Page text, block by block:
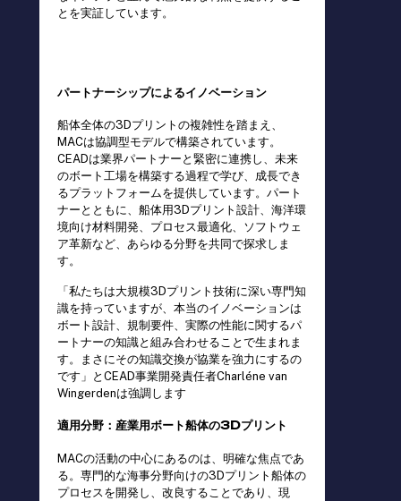
とを実証しています。
パートナーシップによるイノベーション
船体全体の3Dプリントの複雑性を踏まえ、
MACは協調型モデルで構築されています。
CEADは業界パートナーと緊密に連携し、未来
のボート工場を構築する過程で学び、成長でき
るプラットフォームを提供しています。パート
ナーとともに、船体用3Dプリント設計、海洋環
境向け材料開発、プロセス最適化、ソフトウェ
ア革新など、あらゆる分野を共同で探求しま
す。
「私たちは大規模3Dプリント技術に深い専門知
識を持っていますが、本当のイノベーションは
ボート設計、規制要件、実際の性能に関するパ
ートナーの知識と組み合わせることで生まれま
す。まさにその知識交換が協業を強力にするの
です」とCEAD事業開発責任者Charléne van
Wingerdenは強調します
適用分野：産業用ボート船体の3Dプリント
MACの活動の中心にあるのは、明確な焦点であ
る。専門的な海事分野向けの3Dプリント船体の
プロセスを開発し、改良することであり、現